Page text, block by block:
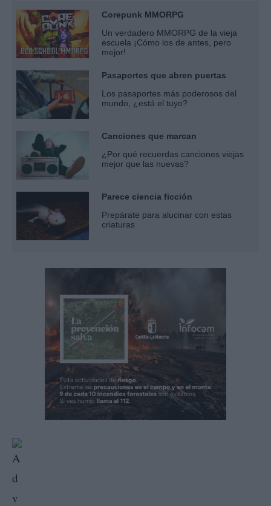
Corepunk MMORPG
Un verdadero MMORPG de la vieja
escuela ¡Cómo los de antes, pero
mejor!
Pasaportes que abren puertas
Los pasaportes más poderosos del
mundo, ¿está el tuyo?
Canciones que marcan
¿Por qué recuerdas canciones viejas
mejor que las nuevas?
Parece ciencia ficción
Prepárate para alucinar con estas
criaturas